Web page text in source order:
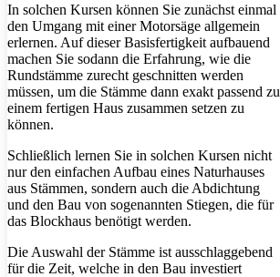
In solchen Kursen können Sie zunächst einmal
den Umgang mit einer Motorsäge allgemein
erlernen. Auf dieser Basisfertigkeit aufbauend
machen Sie sodann die Erfahrung, wie die
Rundstämme zurecht geschnitten werden
müssen, um die Stämme dann exakt passend zu
einem fertigen Haus zusammen setzen zu
können.
Schließlich lernen Sie in solchen Kursen nicht
nur den einfachen Aufbau eines Naturhauses
aus Stämmen, sondern auch die Abdichtung
und den Bau von sogenannten Stiegen, die für
das Blockhaus benötigt werden.
Die Auswahl der Stämme ist ausschlaggebend
für die Zeit, welche in den Bau investiert